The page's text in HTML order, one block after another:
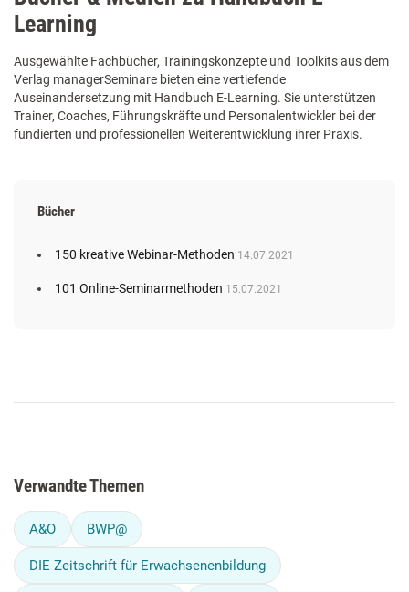
Learning
Ausgewählte Fachbücher, Trainingskonzepte und Toolkits aus dem
Verlag managerSeminare bieten eine vertiefende
Auseinandersetzung mit Handbuch E-Learning. Sie unterstützen
Trainer, Coaches, Führungskräfte und Personalentwickler bei der
fundierten und professionellen Weiterentwicklung ihrer Praxis.
Bücher
150 kreative Webinar-Methoden 14.07.2021
101 Online-Seminarmethoden 15.07.2021
Verwandte Themen
A&O BWP@
DIE Zeitschrift für Erwachsenenbildung